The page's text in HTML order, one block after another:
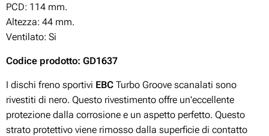
PCD: 114 mm.
Altezza: 44 mm.
Ventilato: Si
Codice prodotto: GD1637
I dischi freno sportivi EBC Turbo Groove scanalati sono
rivestiti di nero. Questo rivestimento offre un'eccellente
protezione dalla corrosione e un aspetto perfetto. Questo
strato protettivo viene rimosso dalla superficie di contatto